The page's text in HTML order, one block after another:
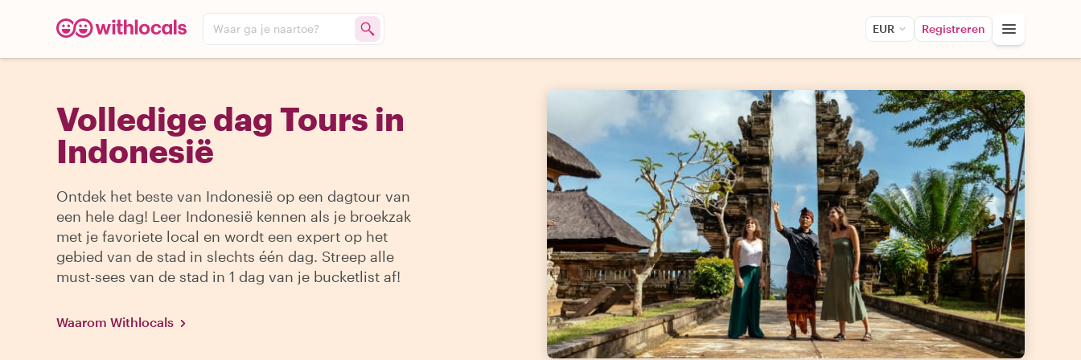
Waar ga je naartoe? EUR Registreren
Volledige dag Tours in
Indonesië
Ontdek het beste van Indonesië op een dagtour van
een hele dag! Leer Indonesië kennen als je broekzak
met je favoriete local en wordt een expert op het
gebied van de stad in slechts één dag. Streep alle
must-sees van de stad in 1 dag van je bucketlist af!
Waarom Withlocals